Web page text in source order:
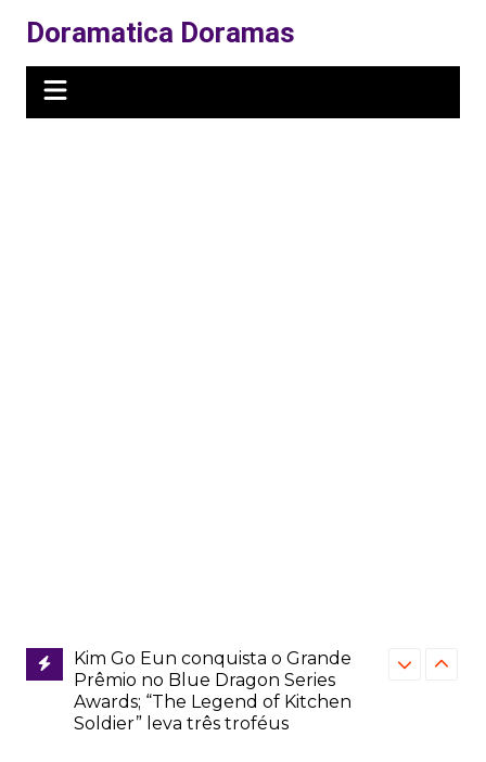
para
conteúdo
Doramatica Doramas
“Better Late Than Single” vence o
prêmio de Melhor Programa de
Variedades no Blue Dragon Series
Awards
Park Hae